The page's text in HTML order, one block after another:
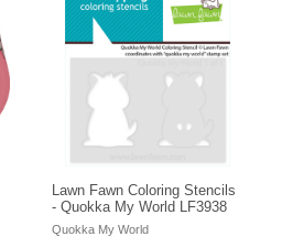
Lawn Fawn Coloring Stencils
- Quokka My World LF3938
Quokka My World